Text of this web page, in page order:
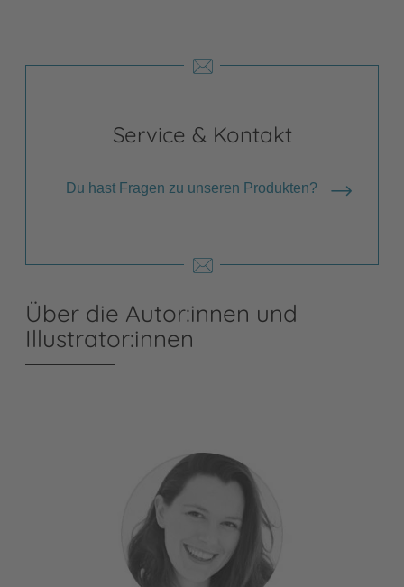
Service & Kontakt
Du hast Fragen zu unseren Produkten?
Über die Autor:innen und
Illustrator:innen